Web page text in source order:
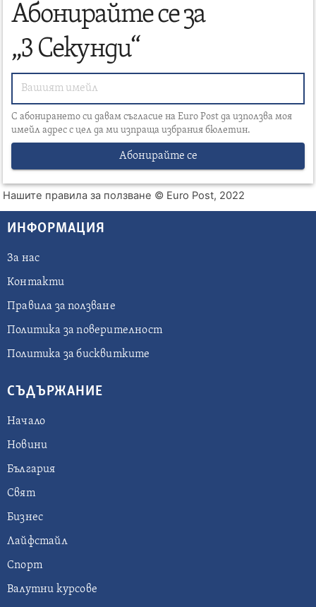
Абонирайте се за
„3 Секунди“
С абонирането си давам съгласие на Euro Post да използва моя
имейл адрес с цел да ми изпраща избрания бюлетин.
Абонирайте се
Нашите правила за ползване © Euro Post, 2022
ИНФОРМАЦИЯ
За нас
Контакти
Правила за ползване
Политика за поверителност
Политика за бисквитките
СЪДЪРЖАНИЕ
Начало
Новини
България
Свят
Бизнес
Лайфстайл
Спорт
Валутни курсове